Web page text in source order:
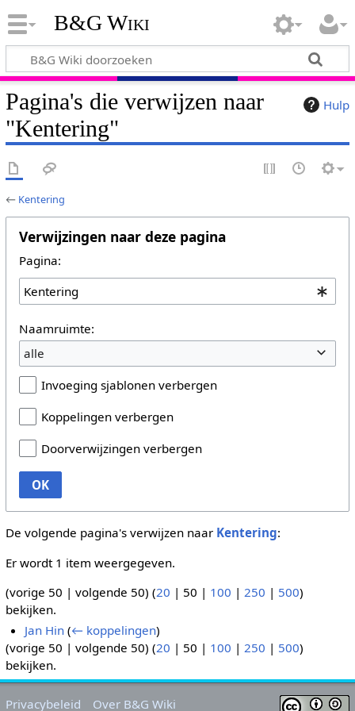
B&G Wiki
Hulp
Pagina's die verwijzen naar
"Kentering"
← Kentering
Verwijzingen naar deze pagina
Pagina:
Naamruimte:
alle
Invoeging sjablonen verbergen
Koppelingen verbergen
Doorverwijzingen verbergen
OK
De volgende pagina's verwijzen naar Kentering:
Er wordt 1 item weergegeven.
(vorige 50 | volgende 50) (20 | 50 | 100 | 250 | 500)
bekijken.
Jan Hin (← koppelingen)
(vorige 50 | volgende 50) (20 | 50 | 100 | 250 | 500)
bekijken.
Privacybeleid Over B&G Wiki